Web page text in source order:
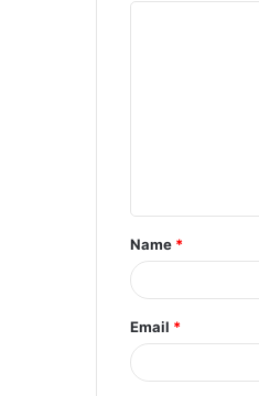
t
*
Name *
Email *